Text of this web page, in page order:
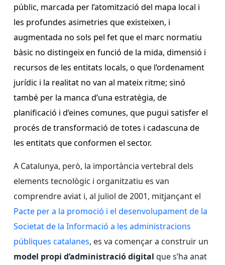
públic, marcada per l’atomització del mapa local i
les profundes asimetries que existeixen, i
augmentada no sols pel fet que el marc normatiu
bàsic no distingeix en funció de la mida, dimensió i
recursos de les entitats locals, o que l’ordenament
jurídic i la realitat no van al mateix ritme; sinó
també per la manca d’una estratègia, de
planificació i d’eines comunes, que pugui satisfer el
procés de transformació de totes i cadascuna de
les entitats que conformen el sector.
A Catalunya, però, la importància vertebral dels
elements tecnològic i organitzatiu es van
comprendre aviat i, al juliol de 2001, mitjançant el
Pacte per a la promoció i el desenvolupament de la
Societat de la Informació a les administracions
públiques catalanes, es va començar a construir un
model propi d’administració digital que s’ha anat